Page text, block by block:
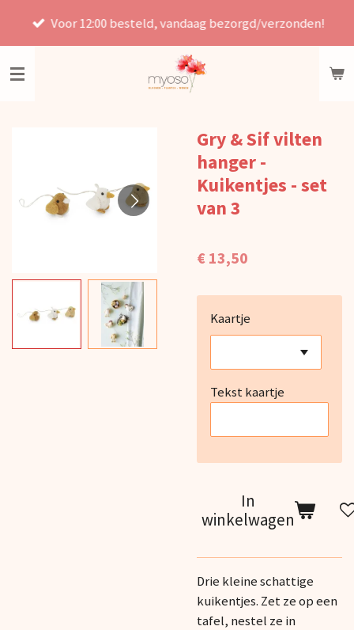
de
Voor 12:00 besteld, vandaag bezorgd/verzonden!
Gry & Sif vilten
hanger -
Kuikentjes - set
van 3
€ 13,50
Kaartje
Tekst kaartje
In
winkelwagen
Drie kleine schattige
kuikentjes. Zet ze op een
tafel, nestel ze in